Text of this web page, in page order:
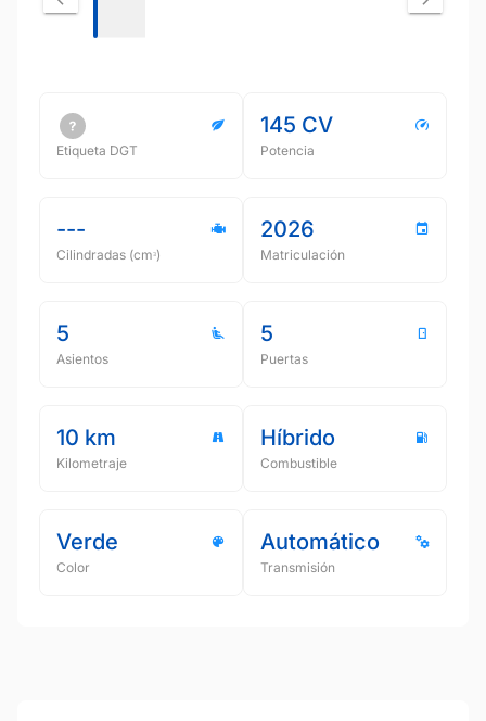
Etiqueta DGT
145 CV
Potencia
---
Cilindradas (cmᵌ)
2026
Matriculación
5
Asientos
5
Puertas
10 km
Kilometraje
Híbrido
Combustible
Verde
Color
Automático
Transmisión